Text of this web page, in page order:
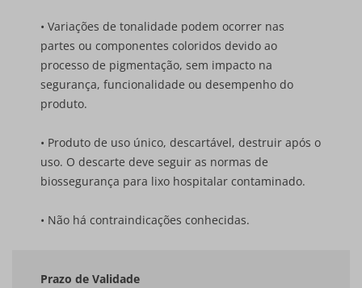
• Variações de tonalidade podem ocorrer nas
partes ou componentes coloridos devido ao
processo de pigmentação, sem impacto na
segurança, funcionalidade ou desempenho do
produto.
• Produto de uso único, descartável, destruir após o
uso. O descarte deve seguir as normas de
biossegurança para lixo hospitalar contaminado.
• Não há contraindicações conhecidas.
Prazo de Validade